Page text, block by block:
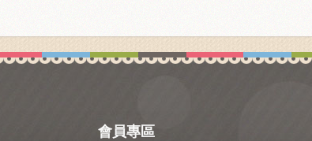
會員專區